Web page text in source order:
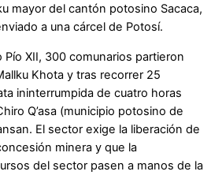
mayor del cantón potosino Sacaca,
a una cárcel de Potosí.
XII, 300 comunarios partieron
Khota y tras recorrer 25
ininterrumpida de cuatro horas
Q’asa (municipio potosino de
El sector exige la liberación de
minera y que la
del sector pasen a manos de la